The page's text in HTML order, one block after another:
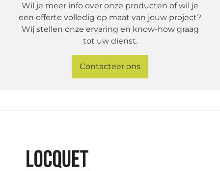
Wil je meer info over onze producten of wil je
een offerte volledig op maat van jouw project?
Wij stellen onze ervaring en know-how graag
tot uw dienst.
Contacteer ons